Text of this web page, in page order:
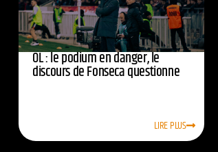
OL : le podium en danger, le
discours de Fonseca questionne
LIRE PLUS